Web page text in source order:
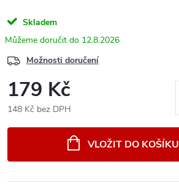
Skladem
12.8.2026
Možnosti doručení
179 Kč
148 Kč bez DPH
VLOŽIT DO KOŠÍKU